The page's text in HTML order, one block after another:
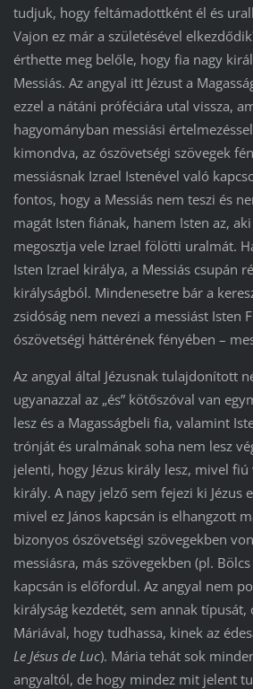
tudjuk, hogy feltámadottként él és
Vajon ez már a születésével
érthette meg belőle, hogy fia nagy
Messiás. Az angyal itt Jézust a
ezzel a nátáni próféciára utal vissza,
hagyományban messiási
kimondva, az ószövetségi szövegek
messiásnak Izrael Istenével való
fontos, hogy a Messiás nem teszi és
magát Isten fiának, hanem Isten az,
megosztja vele Izrael fölötti uralmát.
Isten Izrael királya, a Messiás csupán
királyságból. Mindenesetre bár a
zsidóság nem nevezi a messiást Isten
ószövetségi háttérének fényében –
Az angyal által Jézusnak tulajdonított
ugyanazzal az „és” kötőszóval van
lesz és a Magasságbeli fia, valamint
trónját és uralmának soha nem lesz
jelenti, hogy Jézus király lesz, mivel
király. A nagy jelző sem fejezi ki Jézus
mivel ez János kapcsán is elhangzott
bizonyos ószövetségi szövegekben
messiásra, más szövegekben (pl.
kapcsán is előfordul. Az angyal nem
királyság kezdetét, sem annak típusát,
Máriával, hogy tudhassa, kinek az
Le Jésus de Luc). Mária tehát sok
angyaltól, de hogy mindez mit jelent